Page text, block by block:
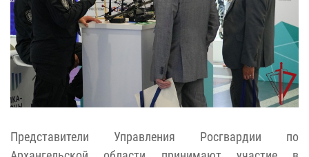
Представители Управления Росгвардии по